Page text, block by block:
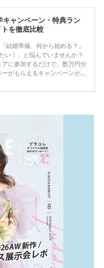
キャンペーン・特典ラン
を徹底比較
結婚準備、何から始める？」
い！」と悩んでいませんか？
に参加するだけで、数万円分
がもらえるキャンペーンがあ
と損をしてしまうことも……。
レの特典は？」といった疑問も
断で候補を絞れる「ウェディ
、体験型 […]続きを読む